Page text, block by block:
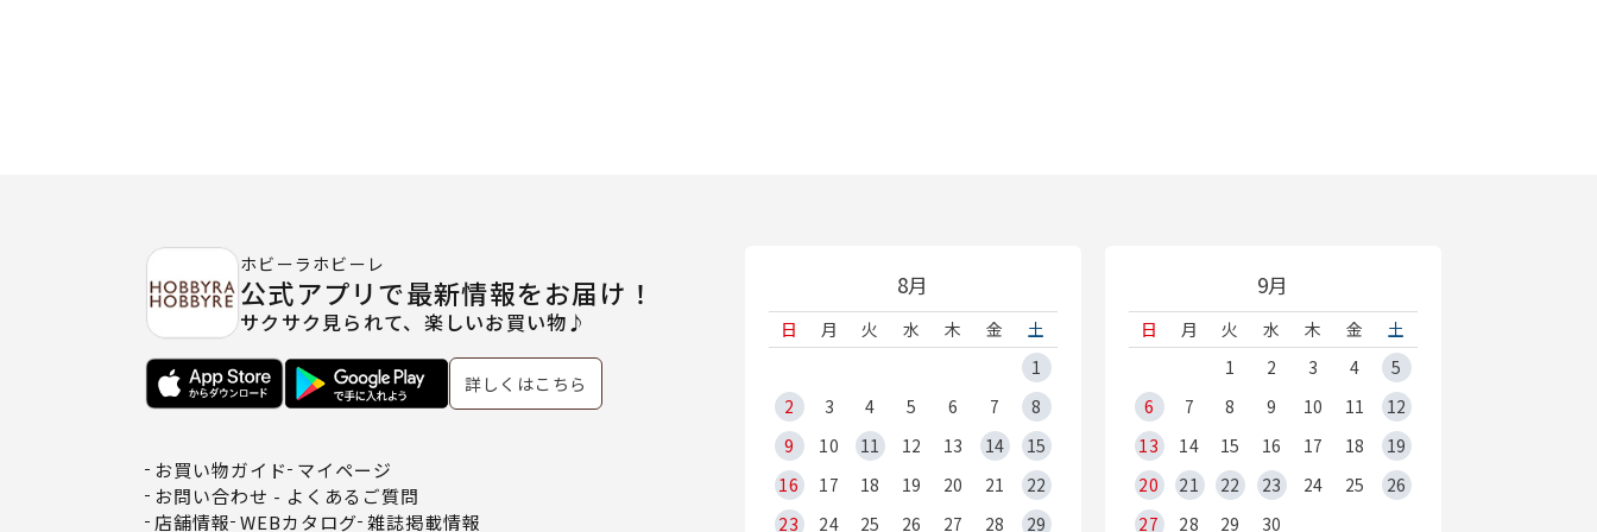
8月
日 月 火 水 木 金
土
1
2
3 4 5 6 7
8
9
10 11 12 13 14
15
16
17 18 19 20 21
22
23
24 25 26 27 28 29
9月
日 月 火 水 木 金
土
1
2 3 4
5
6
7 8 9 10 11
12
13
14 15 16 17 18
19
20
21 22 23 24 25
26
27
28 29 30
ホビーラホビーレ
公式アプリで最新情報をお届け！
サクサク見られて、楽しいお買い物♪
詳しくはこちら
お買い物ガイド マイページ
お問い合わせ - よくあるご質問
店舗情報 WEBカタログ 雑誌掲載情報